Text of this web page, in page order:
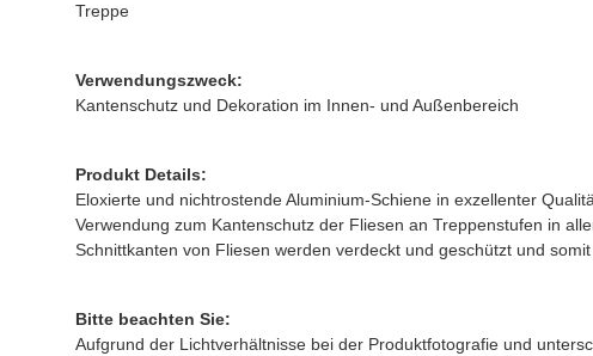
Treppe
Verwendungszweck:
Kantenschutz und Dekoration im Innen- und Außenbereich
Produkt Details:
Eloxierte und nichtrostende Aluminium-Schiene in exzellenter
Verwendung zum Kantenschutz der Fliesen an Treppenstufen in
Schnittkanten von Fliesen werden verdeckt und geschützt und
Bitte beachten Sie:
Aufgrund der Lichtverhältnisse bei der Produktfotografie und